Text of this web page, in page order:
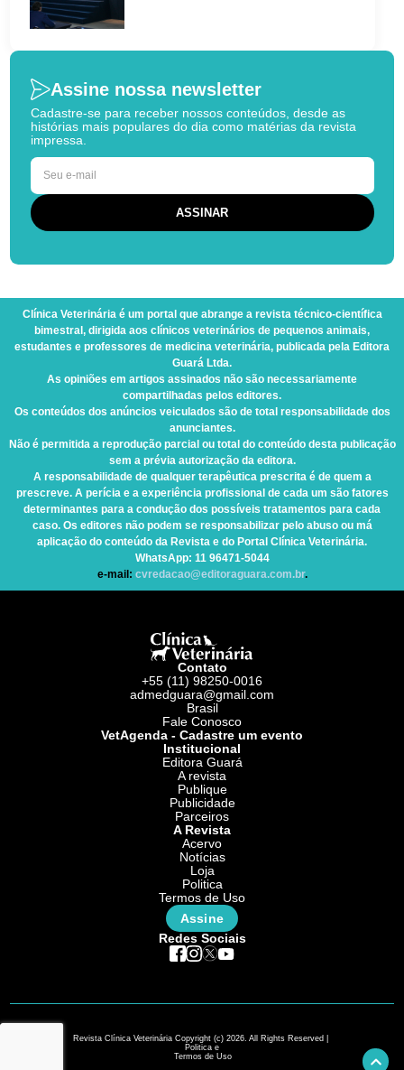
Assine nossa newsletter
Cadastre-se para receber nossos conteúdos, desde as
histórias mais populares do dia como matérias da revista
impressa.
Clínica Veterinária é um portal que abrange a revista técnico-científica
bimestral, dirigida aos clínicos veterinários de pequenos animais,
estudantes e professores de medicina veterinária, publicada pela Editora
Guará Ltda.
As opiniões em artigos assinados não são necessariamente
compartilhadas pelos editores.
Os conteúdos dos anúncios veiculados são de total responsabilidade dos
anunciantes.
Não é permitida a reprodução parcial ou total do conteúdo desta publicação
sem a prévia autorização da editora.
A responsabilidade de qualquer terapêutica prescrita é de quem a
prescreve. A perícia e a experiência profissional de cada um são fatores
determinantes para a condução dos possíveis tratamentos para cada
caso. Os editores não podem se responsabilizar pelo abuso ou má
aplicação do conteúdo da Revista e do Portal Clínica Veterinária.
WhatsApp: 11 96471-5044
e-mail: cvredacao@editoraguara.com.br.
Contato
+55 (11) 98250-0016
admedguara@gmail.com
Brasil
Fale Conosco
VetAgenda - Cadastre um evento
Institucional
Editora Guará
A revista
Publique
Publicidade
Parceiros
A Revista
Acervo
Notícias
Loja
Politica
Termos de Uso
Assine
Redes Sociais
Revista Clínica Veterinária Copyright (c) 2026. All Rights Reserved |
Politica e
Termos de Uso